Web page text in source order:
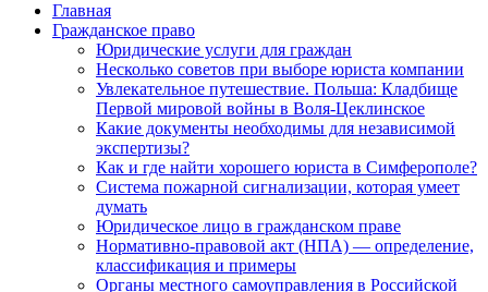
Главная
Гражданское право
Юридические услуги для граждан
Несколько советов при выборе юриста компании
Увлекательное путешествие. Польша: Кладбище
Первой мировой войны в Воля-Цеклинское
Какие документы необходимы для независимой
экспертизы?
Как и где найти хорошего юриста в Симферополе?
Система пожарной сигнализации, которая умеет
думать
Юридическое лицо в гражданском праве
Нормативно-правовой акт (НПА) — определение,
классификация и примеры
Органы местного самоуправления в Российской